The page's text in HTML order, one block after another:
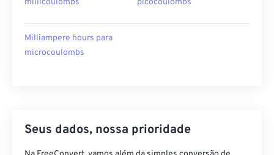
millicoulombs
picocoulombs
Milliampere hours para
microcoulombs
Seus dados, nossa prioridade